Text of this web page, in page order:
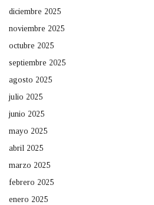
diciembre 2025
noviembre 2025
octubre 2025
septiembre 2025
agosto 2025
julio 2025
junio 2025
mayo 2025
abril 2025
marzo 2025
febrero 2025
enero 2025